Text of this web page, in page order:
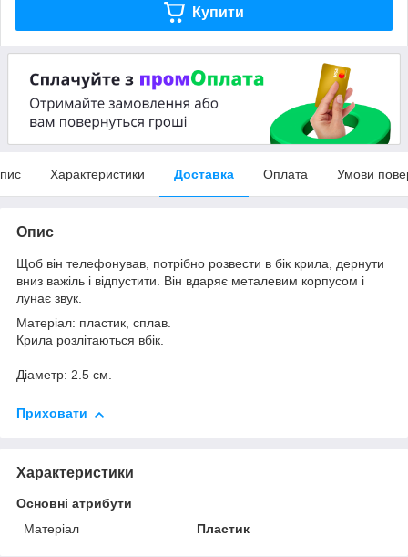
Купити
Характеристики Доставка Оплата Умови
Опис
Щоб він телефонував, потрібно розвести в бік крила, дернути
вниз важіль і відпустити. Він вдаряє металевим корпусом і
лунає звук.
Матеріал: пластик, сплав.
Крила розлітаються вбік.
Діаметр: 2.5 см.
Приховати
Характеристики
Основні атрибути
Матеріал
Пластик